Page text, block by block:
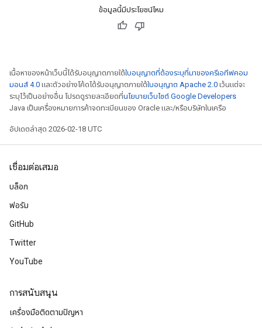
ข้อมูลนี้มีประโยชน์ไหม
เนื้อหาของหน้าเว็บนี้ได้รับอนุญาตภายใต้ใบอนุญาตที่ต้องระบุที่มาของครีเอทีฟคอม
มอนส์ 4.0 และตัวอย่างโค้ดได้รับอนุญาตภายใต้ใบอนุญาต Apache 2.0 เว้นแต่จะ
ระบุไว้เป็นอย่างอื่น โปรดดูรายละเอียดที่นโยบายเว็บไซต์ Google Developers
Java เป็นเครื่องหมายการค้าจดทะเบียนของ Oracle และ/หรือบริษัทในเครือ
อัปเดตล่าสุด 2026-02-18 UTC
เชื่อมต่อเสมอ
บล็อก
ฟอรัม
GitHub
Twitter
YouTube
การสนับสนุน
เครื่องมือติดตามปัญหา